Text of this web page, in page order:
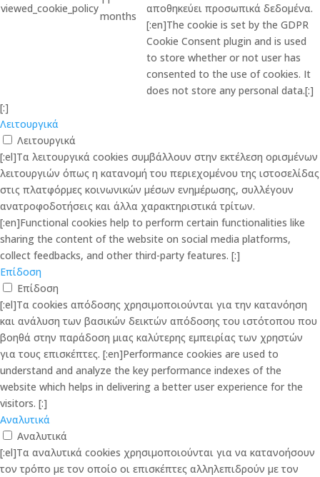
viewed_cookie_policy
months
αποθηκεύει προσωπικά δεδομένα.
[:en]The cookie is set by the GDPR
Cookie Consent plugin and is used
to store whether or not user has
consented to the use of cookies. It
does not store any personal data.[:]
[:]
Λειτουργικά
Λειτουργικά
[:el]Τα λειτουργικά cookies συμβάλλουν στην εκτέλεση ορισμένων
λειτουργιών όπως η κατανομή του περιεχομένου της ιστοσελίδας
στις πλατφόρμες κοινωνικών μέσων ενημέρωσης, συλλέγουν
ανατροφοδοτήσεις και άλλα χαρακτηριστικά τρίτων.
[:en]Functional cookies help to perform certain functionalities like
sharing the content of the website on social media platforms,
collect feedbacks, and other third-party features. [:]
Επίδοση
Επίδοση
[:el]Τα cookies απόδοσης χρησιμοποιούνται για την κατανόηση
και ανάλυση των βασικών δεικτών απόδοσης του ιστότοπου που
βοηθά στην παράδοση μιας καλύτερης εμπειρίας των χρηστών
για τους επισκέπτες. [:en]Performance cookies are used to
understand and analyze the key performance indexes of the
website which helps in delivering a better user experience for the
visitors. [:]
Αναλυτικά
Αναλυτικά
[:el]Τα αναλυτικά cookies χρησιμοποιούνται για να κατανοήσουν
τον τρόπο με τον οποίο οι επισκέπτες αλληλεπιδρούν με τον